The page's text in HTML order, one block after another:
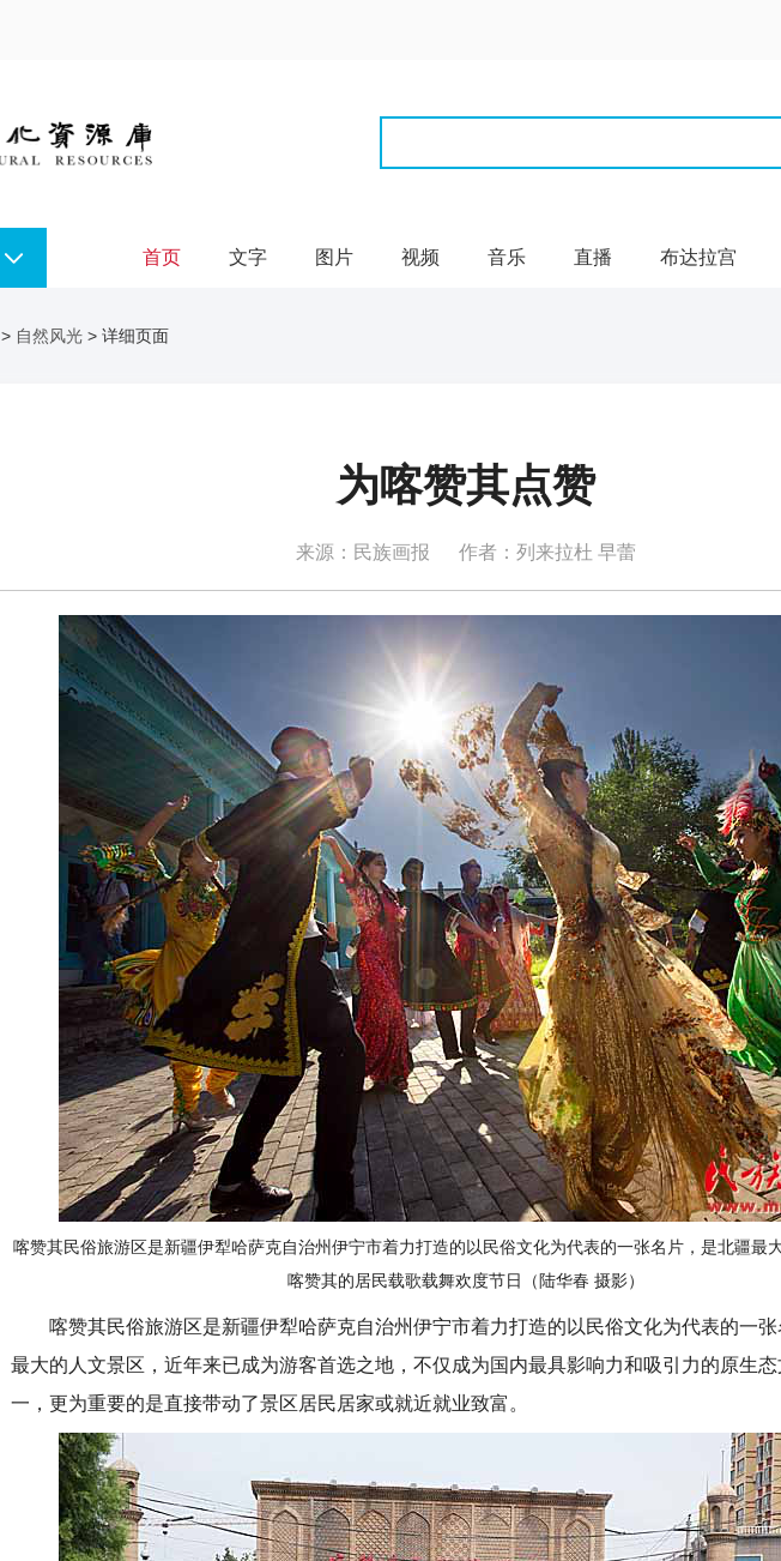
首页 文字 图片 视频 音乐 直播 布达拉宫
> 自然风光 > 详细页面
为喀赞其点赞
来源：民族画报 作者：列来拉杜 早蕾
喀赞其民俗旅游区是新疆伊犁哈萨克自治州伊宁市着力打造的以民俗文化为代表的一张名片，是北疆最
喀赞其的居民载歌载舞欢度节日（陆华春 摄影）
喀赞其民俗旅游区是新疆伊犁哈萨克自治州伊宁市着力打造的以民俗文化为代表的一张
最大的人文景区，近年来已成为游客首选之地，不仅成为国内最具影响力和吸引力的原生
一，更为重要的是直接带动了景区居民居家或就近就业致富。